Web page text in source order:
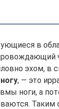
в
эхом, в
, — это
ноги, а
Таким